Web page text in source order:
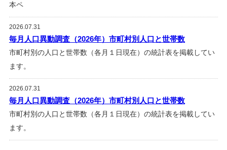
本ペ
2026.07.31
毎月人口異動調査（2026年）市町村別人口と世帯数
市町村別の人口と世帯数（各月１日現在）の統計表を掲載してい
ます。
2026.07.31
毎月人口異動調査（2026年）市町村別人口と世帯数
市町村別の人口と世帯数（各月１日現在）の統計表を掲載してい
ます。